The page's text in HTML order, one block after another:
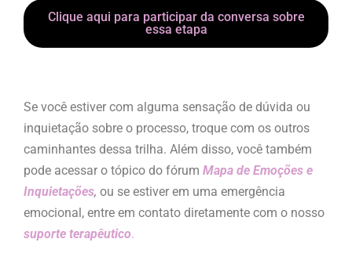
Clique aqui para participar da conversa sobre
essa etapa
Se você estiver com alguma sensação de dúvida ou
inquietação sobre o processo, troque com os outros
caminhantes dessa trilha. Além disso, você também
pode acessar o tópico do fórum Mapa de Emoções e
Inquietações, ou se estiver em uma emergência
emocional, entre em contato diretamente com o nosso
suporte terapêutico.